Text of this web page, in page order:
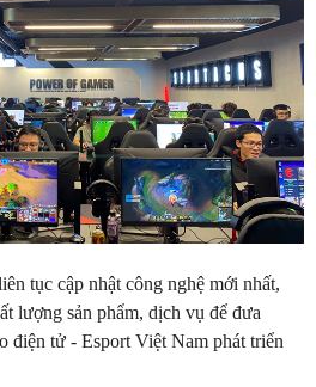
tục cập nhật công nghệ mới nhất,
lượng sản phẩm, dịch vụ để đưa
điện tử - Esport Việt Nam phát triển